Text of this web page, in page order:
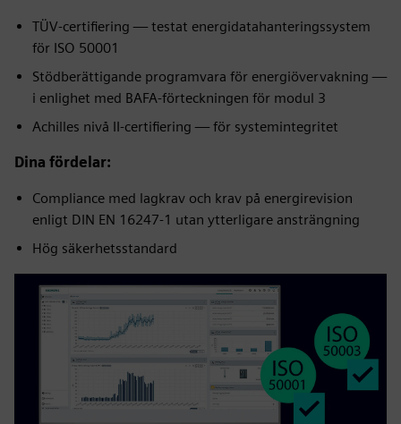
TÜV-certifiering — testat energidatahanteringssystem
för ISO 50001
Stödberättigande programvara för energiövervakning —
i enlighet med BAFA-förteckningen för modul 3
Achilles nivå II-certifiering — för systemintegritet
Dina fördelar:
Compliance med lagkrav och krav på energirevision
enligt DIN EN 16247-1 utan ytterligare ansträngning
Hög säkerhetsstandard